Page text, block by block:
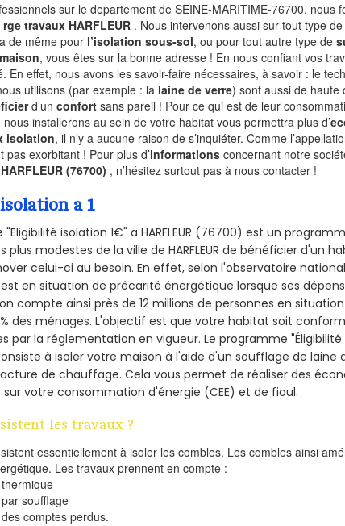
sur le departement de SEINE-MARITIME-76700, nous
rge travaux HARFLEUR . Nous intervenons aussi sur tout type
de même pour l’isolation sous-sol, ou pour tout autre type de
, vous êtes sur la bonne adresse ! En nous confiant vos
En effet, nous avons les savoir-faire nécessaires, à savoir : le
utilisons (par exemple : la laine de verre) sont aussi de haute
d’unconfort sans pareil ! Pour ce qui est de leur
installerons au sein de votre habitat vous permettra plus d’
isolation, il n’y a aucune raison de s’inquiéter. Comme
pas exorbitant ! Pour plus d’informations concernant notre
HARFLEUR (76700) , n’hésitez surtout pas à nous contacter !
a 1
isolation 1€" a HARFLEUR (76700) est un
plus modestes de la ville de HARFLEUR de bénéficier d'un
celui-ci au besoin. En effet, selon l'observatoire
en situation de précarité énergétique lorsque ses
compte ainsi près de 12 millions de personnes en
des ménages.L'objectif est que votre habitat soit
par la réglementation en vigueur. Le programme "Éligibilité
consiste à isoler votre maison à l'aide d'un soufflage de laine
de chauffage. Cela vous permet de réaliser des
votre consommation d'énergie (CEE) et de fioul.
les travaux ?
essentiellement à isoler les combles. Les combles ainsi
Les travaux prennent en compte :
soufflage
comptes perdus.